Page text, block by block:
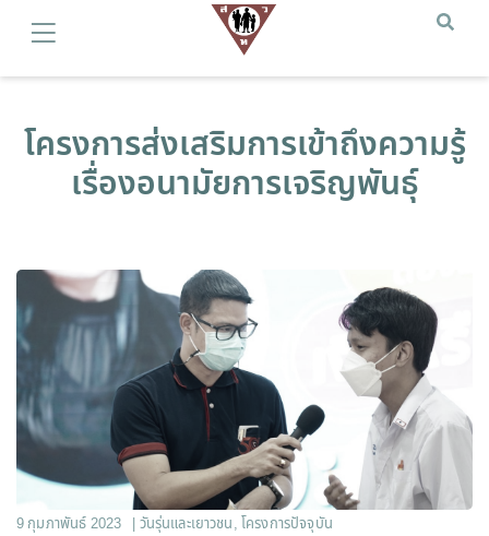
โครงการส่งเสริมการเข้าถึงความรู้
เรื่องอนามัยการเจริญพันธุ์
9 กุมภาพันธ์ 2023 | วันรุ่นและเยาวชน, โครงการปัจจุบัน